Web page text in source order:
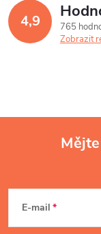
4,9
765
Zobrazit
E-mail